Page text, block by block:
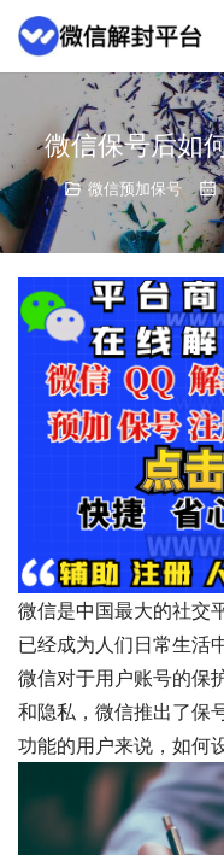
微信保号后如
微信预加保号
微信是中国最大的社交
已经成为人们日常生活
微信对于用户账号的保
和隐私，微信推出了保
功能的用户来说，如何